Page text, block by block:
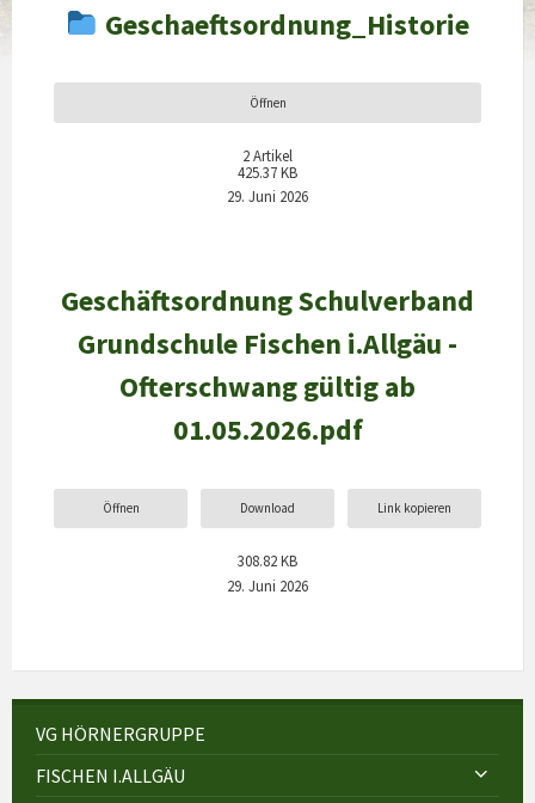
Geschaeftsordnung_Historie
Öffnen
2Artikel
425.37 KB
29. Juni 2026
Geschäftsordnung Schulverband
Grundschule Fischen i.Allgäu -
Ofterschwang gültig ab
01.05.2026.pdf
Öffnen Download Link kopieren
308.82 KB
29. Juni 2026
VG HÖRNERGRUPPE
FISCHEN I.ALLGÄU